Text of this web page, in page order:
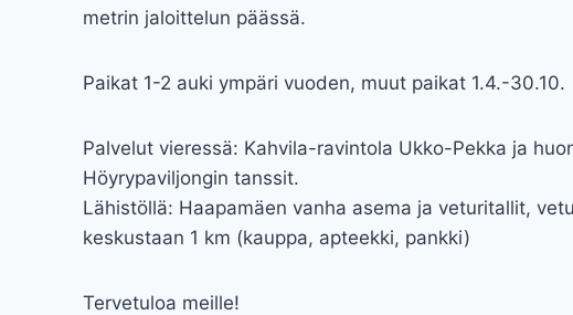
metrin jaloittelun päässä.
Paikat 1-2 auki ympäri vuoden, muut paikat 1.4.-30.10.
Palvelut vieressä: Kahvila-ravintola Ukko-Pekka ja
Höyrypaviljongin tanssit.
Lähistöllä: Haapamäen vanha asema ja veturitallit,
keskustaan 1 km (kauppa, apteekki, pankki)
Tervetuloa meille!